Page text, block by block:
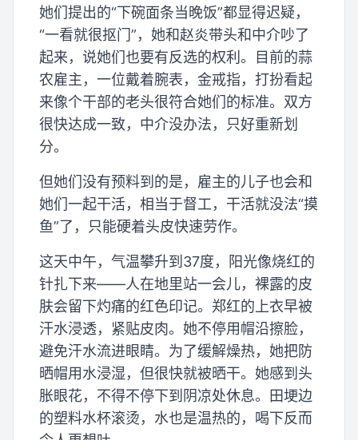
她们提出的“下碗面条当晚饭”都显得迟疑，
“一看就很抠门”，她和赵炎带头和中介吵了
起来，说她们也要有反选的权利。目前的蒜
农雇主，一位戴着腕表，金戒指，打扮看起
来像个干部的老头很符合她们的标准。双方
很快达成一致，中介没办法，只好重新划
分。
但她们没有预料到的是，雇主的儿子也会和
她们一起干活，相当于督工，干活就没法“摸
鱼”了，只能硬着头皮快速劳作。
这天中午，气温攀升到37度，阳光像烧红的
针扎下来——人在地里站一会儿，裸露的皮
肤会留下灼痛的红色印记。郑红的上衣早被
汗水浸透，紧贴皮肉。她不停用帽沿擦脸，
避免汗水流进眼睛。为了缓解燥热，她把防
晒帽用水浸湿，但很快就被晒干。她感到头
胀眼花，不得不停下到阴凉处休息。田埂边
的塑料水杯滚烫，水也是温热的，喝下反而